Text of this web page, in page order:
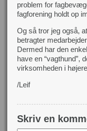
problem for
fagforening holdt op
Og så tror jeg også,
betragter
Dermed har den
have en “vagthund”,
virksomheden i
/Leif
Skriv en